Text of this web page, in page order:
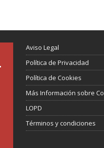
Aviso Legal
Política de Privacidad
Política de Cookies
Más Información sobre
LOPD
Términos y condiciones